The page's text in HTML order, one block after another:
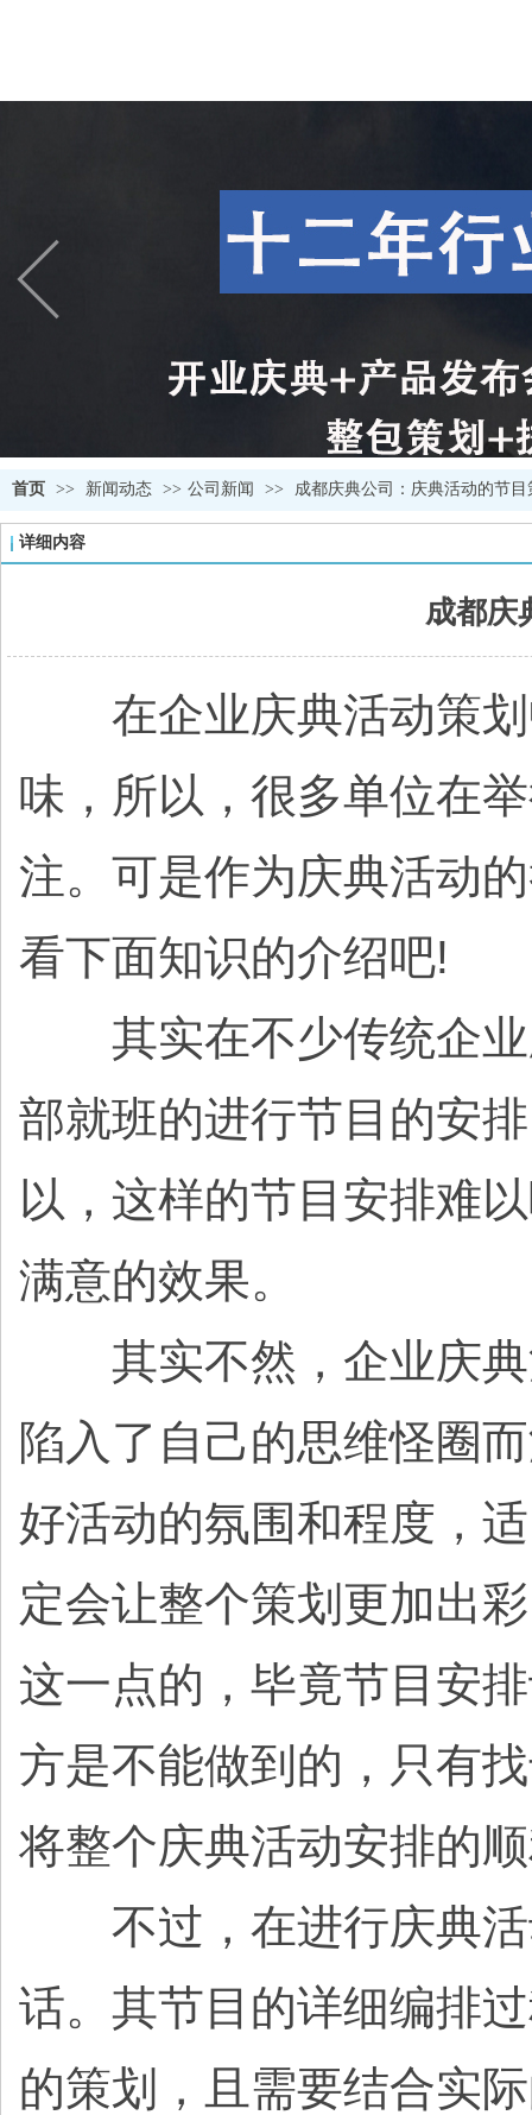
首页 >> 新闻动态 >> 公司新闻 >> 成都庆典公司：庆典活动的节
详细内容
成都庆
在企业庆典活动策划
味，所以，很多单位在
注。可是作为庆典活动
看下面知识的介绍吧!
其实在不少传统企业
部就班的进行节目的安
以，这样的节目安排难
满意的效果。
其实不然，企业庆典
陷入了自己的思维怪圈
好活动的氛围和程度，
定会让整个策划更加出
这一点的，毕竟节目安
方是不能做到的，只有
将整个庆典活动安排的
不过，在进行庆典活
话。其节目的详细编排
的策划，且需要结合实